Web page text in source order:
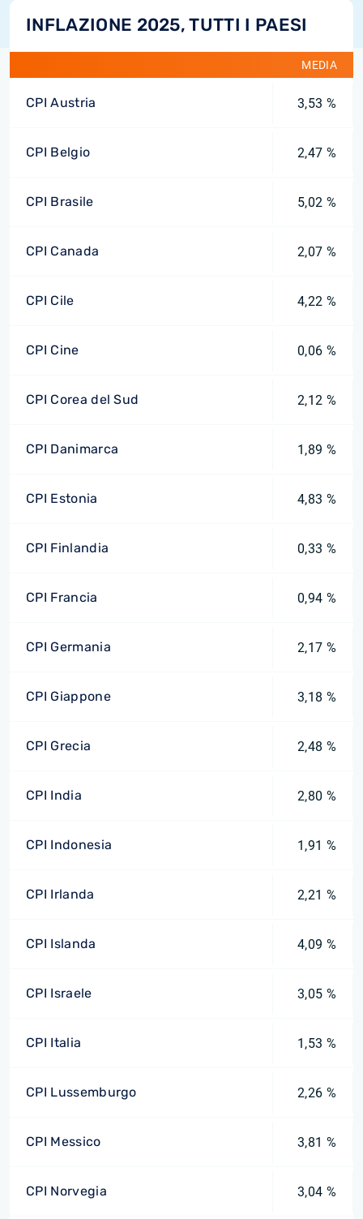
INFLAZIONE 2025, TUTTI I PAESI
MEDIA
CPI Austria 3,53 %
CPI Belgio 2,47 %
CPI Brasile 5,02 %
CPI Canada 2,07 %
CPI Cile 4,22 %
CPI Cine 0,06 %
CPI Corea del Sud 2,12 %
CPI Danimarca 1,89 %
CPI Estonia 4,83 %
CPI Finlandia 0,33 %
CPI Francia 0,94 %
CPI Germania 2,17 %
CPI Giappone 3,18 %
CPI Grecia 2,48 %
CPI India 2,80 %
CPI Indonesia 1,91 %
CPI Irlanda 2,21 %
CPI Islanda 4,09 %
CPI Israele 3,05 %
CPI Italia 1,53 %
CPI Lussemburgo 2,26 %
CPI Messico 3,81 %
CPI Norvegia 3,04 %